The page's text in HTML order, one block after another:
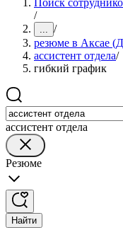
Поиск
/
... /
резюме в Аксае
ассистент отдела/
гибкий график
ассистент отдела
Резюме
Найти